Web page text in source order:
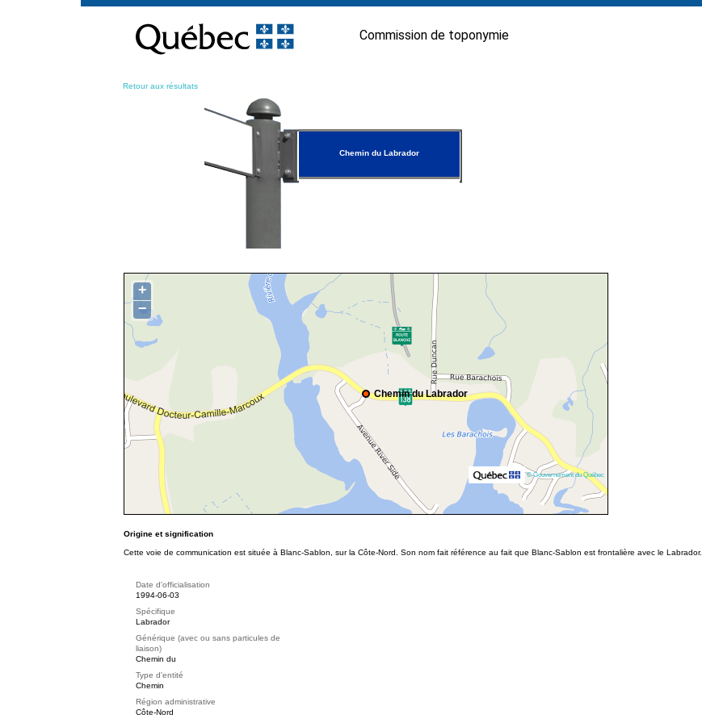
contenu
Commission de toponymie
Retour aux résultats
Chemin du Labrador
Chemin du Labrador
+
−
© Gouvernement du Québec
Origine et signification
Cette voie de communication est située à Blanc-Sablon, sur la Côte-Nord. Son nom fait référence au fait que Blanc-Sablon est frontalière avec le Labrador.
Date d'officialisation
1994-06-03
Spécifique
Labrador
Générique (avec ou sans particules de
liaison)
Chemin du
Type d'entité
Chemin
Région administrative
Côte-Nord